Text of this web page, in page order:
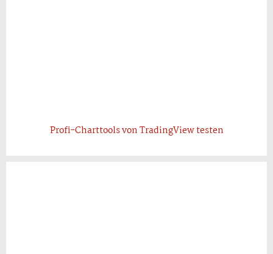
Profi-Charttools von TradingView testen